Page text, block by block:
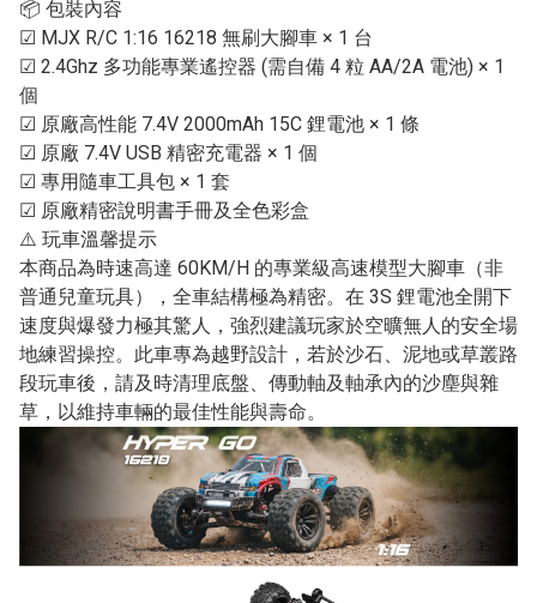
📦 包裝內容
☑ MJX R/C 1:16 16218 無刷大腳車 × 1 台
☑ 2.4Ghz 多功能專業遙控器 (需自備 4 粒 AA/2A 電池) × 1
個
☑ 原廠高性能 7.4V 2000mAh 15C 鋰電池 × 1 條
☑ 原廠 7.4V USB 精密充電器 × 1 個
☑ 專用隨車工具包 × 1 套
☑ 原廠精密說明書手冊及全色彩盒
⚠️ 玩車溫馨提示
本商品為時速高達 60KM/H 的專業級高速模型大腳車（非
普通兒童玩具），全車結構極為精密。在 3S 鋰電池全開下
速度與爆發力極其驚人，強烈建議玩家於空曠無人的安全場
地練習操控。此車專為越野設計，若於沙石、泥地或草叢路
段玩車後，請及時清理底盤、傳動軸及軸承內的沙塵與雜
草，以維持車輛的最佳性能與壽命。